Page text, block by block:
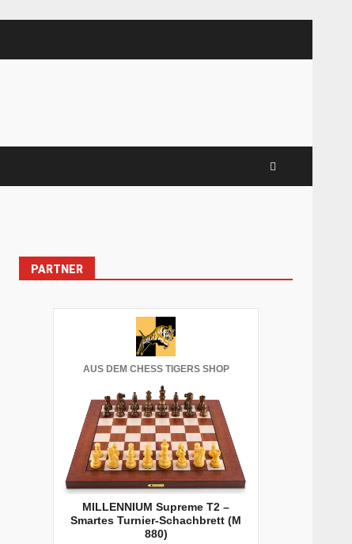
PARTNER
AUS DEM CHESS TIGERS SHOP
MILLENNIUM Supreme T2 –
Smartes Turnier-Schachbrett (M
880)